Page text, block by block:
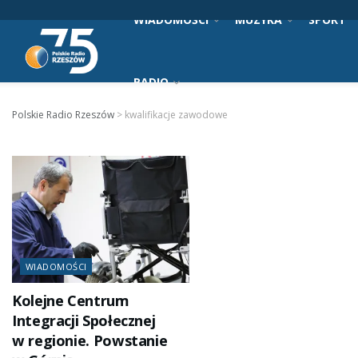
WIADOMOŚCI MUZYKA SPORT
RADIO
Polskie Radio Rzeszów > kwalifikacje zawodowe
WIADOMOŚCI
Kolejne Centrum
Integracji Społecznej
w regionie. Powstanie